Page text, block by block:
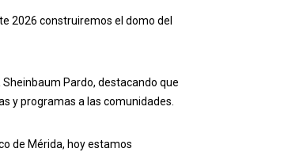
2026 construiremos el domo del
Pardo, destacando que
y programas a las comunidades.
de Mérida, hoy estamos